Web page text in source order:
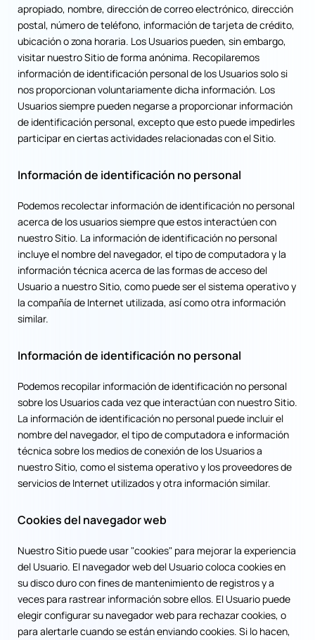
apropiado, nombre, dirección de correo electrónico, dirección
postal, número de teléfono, información de tarjeta de crédito,
ubicación o zona horaria. Los Usuarios pueden, sin embargo,
visitar nuestro Sitio de forma anónima. Recopilaremos
información de identificación personal de los Usuarios solo si
nos proporcionan voluntariamente dicha información. Los
Usuarios siempre pueden negarse a proporcionar información
de identificación personal, excepto que esto puede impedirles
participar en ciertas actividades relacionadas con el Sitio.
Información de identificación no personal
Podemos recolectar información de identificación no personal
acerca de los usuarios siempre que estos interactúen con
nuestro Sitio. La información de identificación no personal
incluye el nombre del navegador, el tipo de computadora y la
información técnica acerca de las formas de acceso del
Usuario a nuestro Sitio, como puede ser el sistema operativo y
la compañía de Internet utilizada, así como otra información
similar.
Información de identificación no personal
Podemos recopilar información de identificación no personal
sobre los Usuarios cada vez que interactúan con nuestro Sitio.
La información de identificación no personal puede incluir el
nombre del navegador, el tipo de computadora e información
técnica sobre los medios de conexión de los Usuarios a
nuestro Sitio, como el sistema operativo y los proveedores de
servicios de Internet utilizados y otra información similar.
Cookies del navegador web
Nuestro Sitio puede usar "cookies" para mejorar la experiencia
del Usuario. El navegador web del Usuario coloca cookies en
su disco duro con fines de mantenimiento de registros y a
veces para rastrear información sobre ellos. El Usuario puede
elegir configurar su navegador web para rechazar cookies, o
para alertarle cuando se están enviando cookies. Si lo hacen,